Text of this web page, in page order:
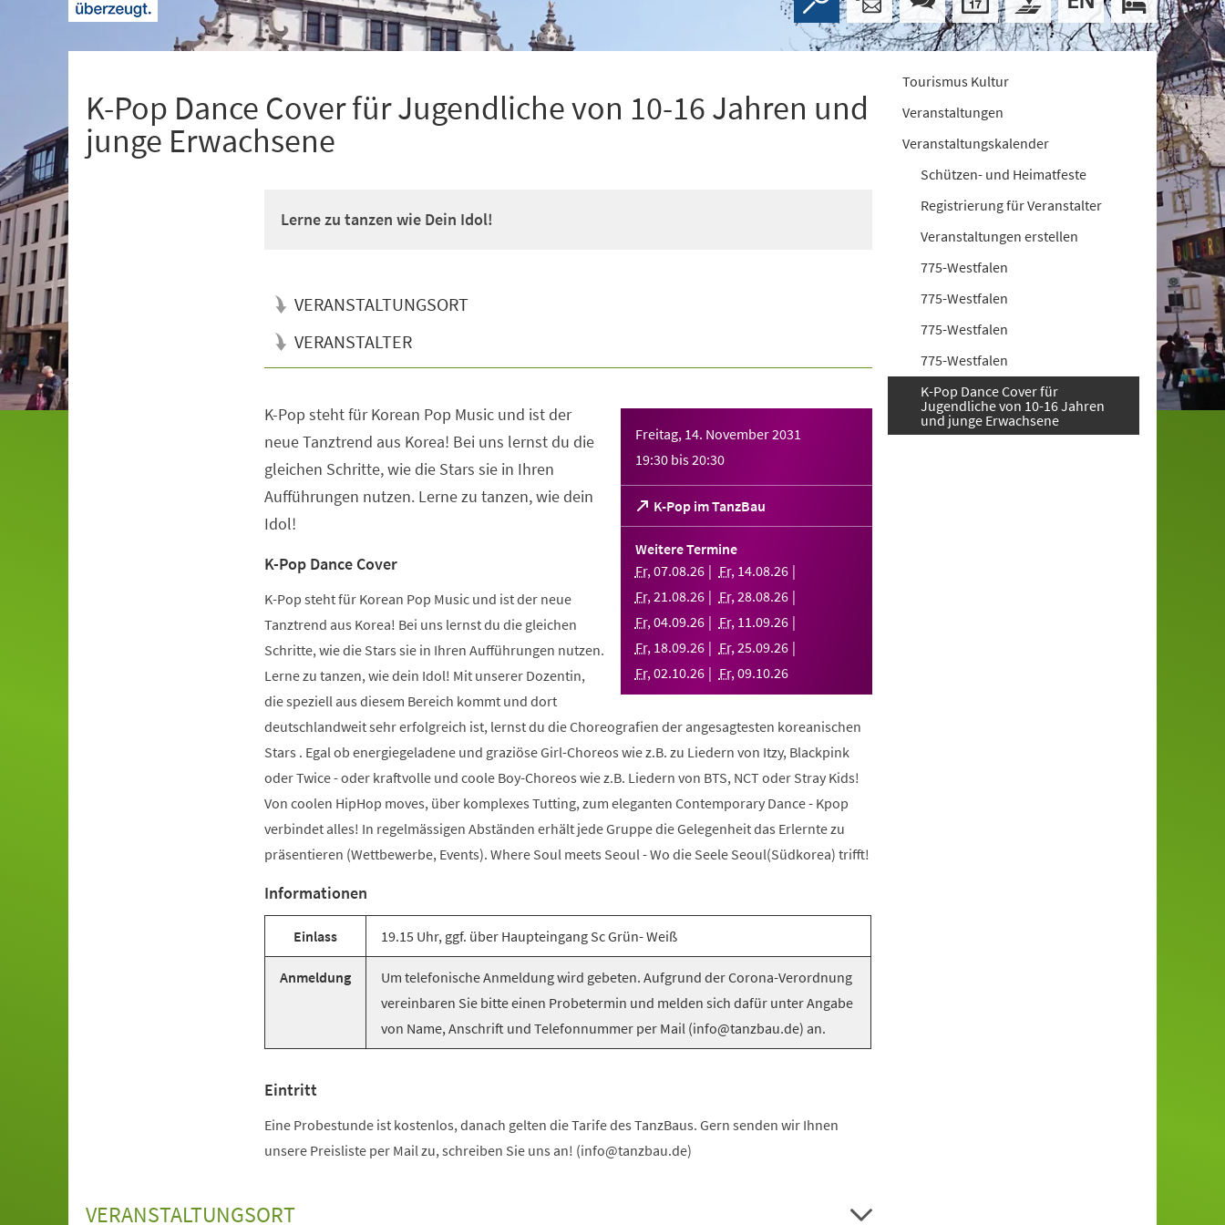
K-Pop Dance Cover für Jugendliche von 10-16 Jahren und
junge Erwachsene
Lerne zu tanzen wie Dein Idol!
VERANSTALTUNGSORT
VERANSTALTER
Freitag, 14. November 2031
19:30 bis20:30
K-Pop im TanzBau
(Öffnet
in
einem
Tab)
Weitere Termine
Fr,07.08.26 Fr, 14.08.26
Fr,21.08.26 Fr,28.08.26
Fr,04.09.26 Fr, 11.09.26
Fr, 18.09.26 Fr,25.09.26
Fr,02.10.26 Fr,09.10.26
K-Pop steht für Korean Pop Music und ist der
neue Tanztrend aus Korea! Bei uns lernst du die
gleichen Schritte, wie die Stars sie in Ihren
Aufführungen nutzen. Lerne zu tanzen, wie dein
Idol!
K-Pop Dance Cover
K-Pop steht für Korean Pop Music und ist der neue
Tanztrend aus Korea! Bei uns lernst du die gleichen
Schritte, wie die Stars sie in Ihren Aufführungen nutzen.
Lerne zu tanzen, wie dein Idol! Mit unserer Dozentin,
die speziell aus diesem Bereich kommt und dort
deutschlandweit sehr erfolgreich ist, lernst du die Choreografien der angesagtesten koreanischen
Stars . Egal ob energiegeladene und graziöse Girl-Choreos wie z.B. zu Liedern von Itzy, Blackpink
oder Twice - oder kraftvolle und coole Boy-Choreos wie z.B. Liedern von BTS, NCT oder Stray Kids!
Von coolen HipHop moves, über komplexes Tutting, zum eleganten Contemporary Dance - Kpop
verbindet alles! In regelmässigen Abständen erhält jede Gruppe die Gelegenheit das Erlernte zu
präsentieren (Wettbewerbe, Events). Where Soul meets Seoul - Wo die Seele Seoul(Südkorea) trifft!
Informationen
Einlass 19.15 Uhr, ggf. über Haupteingang Sc Grün- Weiß
Anmeldung
Um telefonische Anmeldung wird gebeten. Aufgrund der Corona-Verordnung
vereinbaren Sie bitte einen Probetermin und melden sich dafür unter Angabe
von Name, Anschrift und Telefonnummer per Mail (info@tanzbau.de) an.
Eintritt
Eine Probestunde ist kostenlos, danach gelten die Tarife des TanzBaus. Gern senden wir Ihnen
unsere Preisliste per Mail zu, schreiben Sie uns an! (info@tanzbau.de)
VERANSTALTUNGSORT
Tourismus Kultur
Veranstaltungen
Veranstaltungskalender
Schützen- und Heimatfeste
Registrierung für Veranstalter
Veranstaltungen erstellen
775-Westfalen
775-Westfalen
775-Westfalen
775-Westfalen
K-Pop Dance Cover für
Jugendliche von 10-16 Jahren
und junge Erwachsene